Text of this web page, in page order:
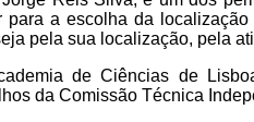
a escolha da
pela sua localização, pela
de Ciências de
da Comissão Técnica